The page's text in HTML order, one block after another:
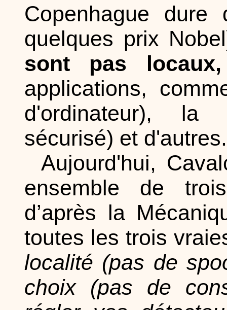
Copenhague
quelques prix
sont pas locaux,
applications,
d'ordinateur), la
sécurisé) et d'autres.
Aujourd'hui,
ensemble de
d’après la
toutes les trois
localité (pas de
choix (pas de